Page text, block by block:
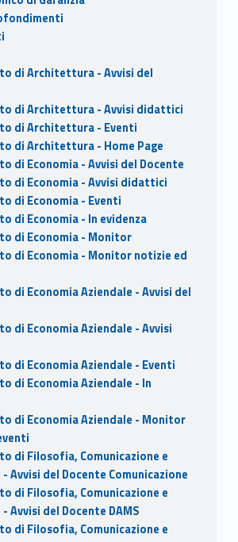
di Architettura - Avvisi del
di Architettura - Avvisi didattici
di Architettura - Eventi
di Architettura - Home Page
di Economia - Avvisi del Docente
di Economia - Avvisi didattici
di Economia - Eventi
di Economia - In evidenza
di Economia - Monitor
di Economia - Monitor notizie ed
di Economia Aziendale - Avvisi del
di Economia Aziendale - Avvisi
di Economia Aziendale - Eventi
di Economia Aziendale - In
di Economia Aziendale - Monitor
di Filosofia, Comunicazione e
Avvisi del Docente Comunicazione
di Filosofia, Comunicazione e
Avvisi del Docente DAMS
di Filosofia, Comunicazione e